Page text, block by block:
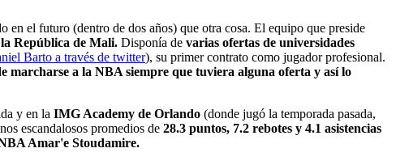
en el futuro (dentro de dos años) que otra cosa. El equipo que preside
República de Mali. Disponía de varias ofertas de universidades
Barto a través de twitter), su primer contrato como jugador profesional.
marcharse a la NBA siempre que tuviera alguna oferta y así lo
y en la IMG Academy de Orlando (donde jugó la temporada pasada,
escandalosos promedios de 28.3 puntos, 7.2 rebotes y 4.1 asistencias
Amar'e Stoudamire.